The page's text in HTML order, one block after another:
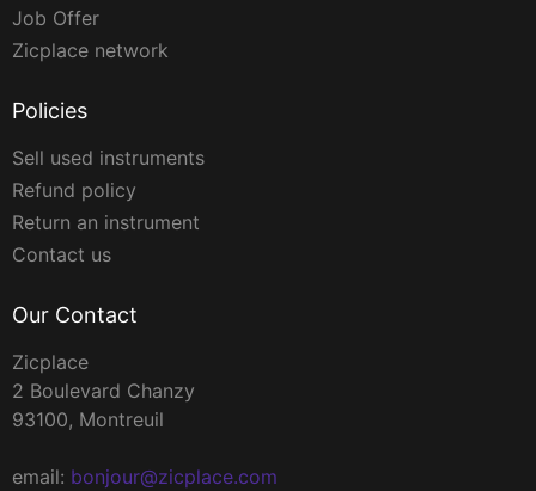
Job Offer
Zicplace network
Policies
Sell used instruments
Refund policy
Return an instrument
Contact us
Our Contact
Zicplace
2 Boulevard Chanzy
93100, Montreuil
email: bonjour@zicplace.com